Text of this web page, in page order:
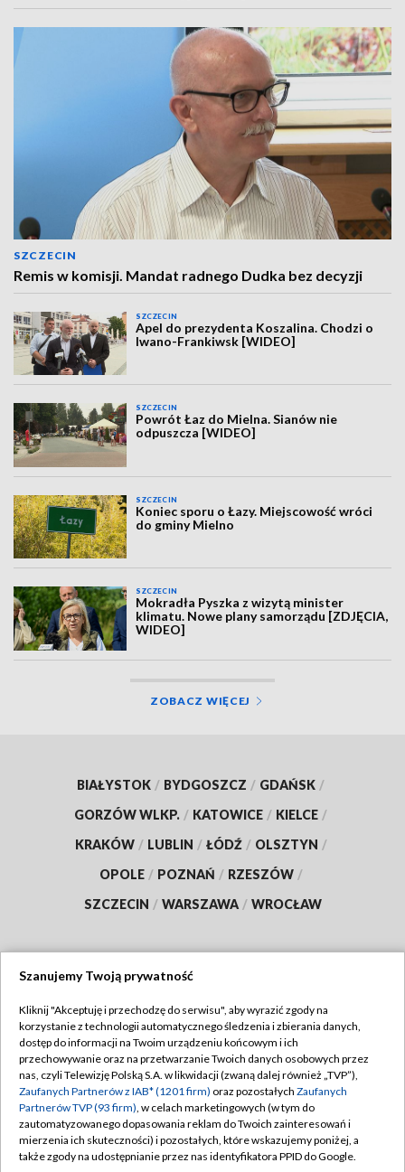
SZCZECIN
Remis w komisji. Mandat radnego Dudka bez decyzji
SZCZECIN
Apel do prezydenta Koszalina. Chodzi o
Iwano-Frankiwsk [WIDEO]
SZCZECIN
Powrót Łaz do Mielna. Sianów nie
odpuszcza [WIDEO]
SZCZECIN
Koniec sporu o Łazy. Miejscowość wróci
do gminy Mielno
SZCZECIN
Mokradła Pyszka z wizytą minister
klimatu. Nowe plany samorządu [ZDJĘCIA,
WIDEO]
ZOBACZ WIĘCEJ
BIAŁYSTOK / BYDGOSZCZ / GDAŃSK /
GORZÓW WLKP. / KATOWICE / KIELCE /
KRAKÓW / LUBLIN / ŁÓDŹ / OLSZTYN /
OPOLE / POZNAŃ / RZESZÓW /
SZCZECIN / WARSZAWA / WROCŁAW
TVP
Abonament TVP
Emisja w TVP
Centrum informacji TVP
Naziemna Telewizja Cyfrowa
Regulamin TVP
Polityka prywatności
Moje zgody
Pomoc
Szanujemy Twoją prywatność
Kliknij "Akceptuję i przechodzę do serwisu", aby wyrazić zgody na
korzystanie z technologii automatycznego śledzenia i zbierania danych,
dostęp do informacji na Twoim urządzeniu końcowym i ich
przechowywanie oraz na przetwarzanie Twoich danych osobowych przez
nas, czyli Telewizję Polską S.A. w likwidacji (zwaną dalej również „TVP”),
Zaufanych Partnerów z IAB* (1201 firm) oraz pozostałych Zaufanych
Partnerów TVP (93 firm), w celach marketingowych (w tym do
zautomatyzowanego dopasowania reklam do Twoich zainteresowań i
mierzenia ich skuteczności) i pozostałych, które wskazujemy poniżej, a
także zgody na udostępnianie przez nas identyfikatora PPID do Google.